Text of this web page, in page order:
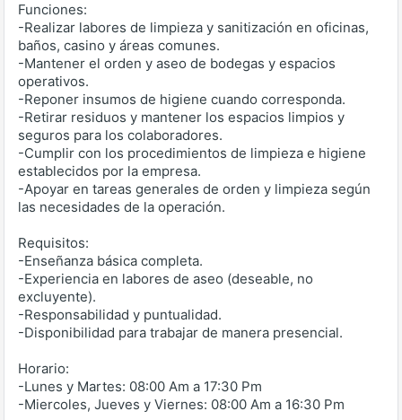
Funciones:
-Realizar labores de limpieza y sanitización en oficinas,
baños, casino y áreas comunes.
-Mantener el orden y aseo de bodegas y espacios
operativos.
-Reponer insumos de higiene cuando corresponda.
-Retirar residuos y mantener los espacios limpios y
seguros para los colaboradores.
-Cumplir con los procedimientos de limpieza e higiene
establecidos por la empresa.
-Apoyar en tareas generales de orden y limpieza según
las necesidades de la operación.
Requisitos:
-Enseñanza básica completa.
-Experiencia en labores de aseo (deseable, no
excluyente).
-Responsabilidad y puntualidad.
-Disponibilidad para trabajar de manera presencial.
Horario:
-Lunes y Martes: 08:00 Am a 17:30 Pm
-Miercoles, Jueves y Viernes: 08:00 Am a 16:30 Pm